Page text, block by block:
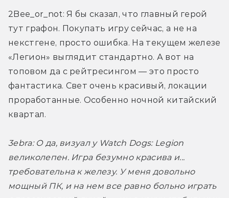
2Bee_or_not: Я бы сказал, что главный герой
тут графон. Покупать игру сейчас, а не на
некстгене, просто ошибка. На текущем железе
«Легион» выглядит стандартно. А вот на
топовом да с рейтресингом — это просто
фантастика. Свет очень красивый, локации
проработанные. Особенно ночной китайский
квартал.
3ebra: О да, визуал у Watch Dogs: Legion
великолепен. Игра безумно красива и...
требовательна к железу. У меня довольно
мощный ПК, и на нем все равно больно играть